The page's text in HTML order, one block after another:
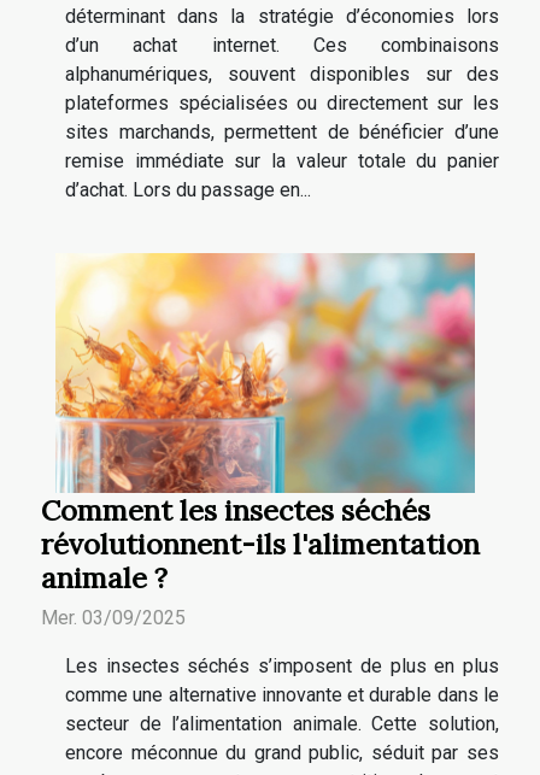
déterminant dans la stratégie d’économies lors
d’un achat internet. Ces combinaisons
alphanumériques, souvent disponibles sur des
plateformes spécialisées ou directement sur les
sites marchands, permettent de bénéficier d’une
remise immédiate sur la valeur totale du panier
d’achat. Lors du passage en...
Comment les insectes séchés
révolutionnent-ils l'alimentation
animale ?
Mer. 03/09/2025
Les insectes séchés s’imposent de plus en plus
comme une alternative innovante et durable dans le
secteur de l’alimentation animale. Cette solution,
encore méconnue du grand public, séduit par ses